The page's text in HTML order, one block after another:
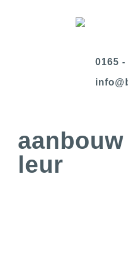
0165 -
@ofni
leur